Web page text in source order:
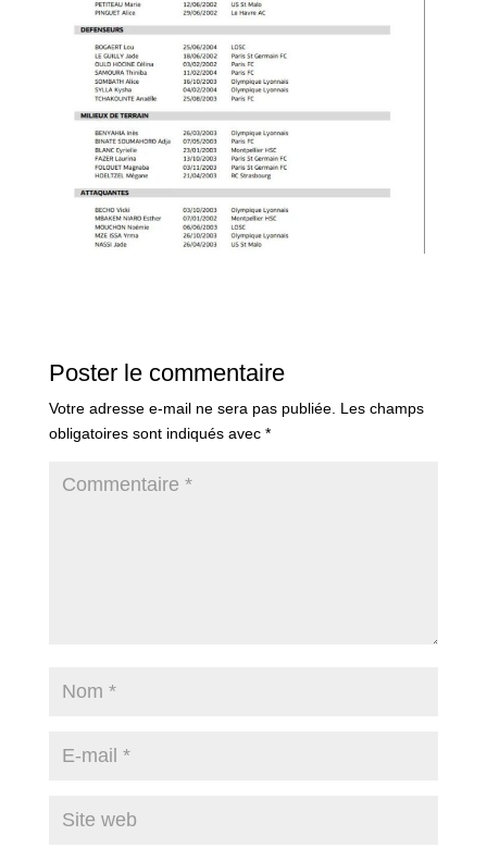
Poster le commentaire
Votre adresse e-mail ne sera pas publiée. Les champs
obligatoires sont indiqués avec *